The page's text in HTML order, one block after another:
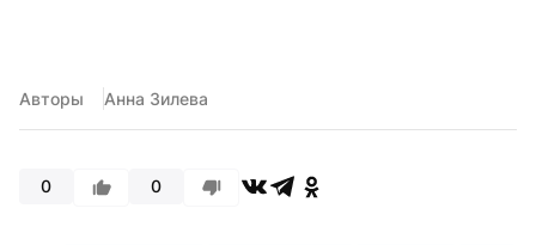
Авторы Анна Зилева
0 0